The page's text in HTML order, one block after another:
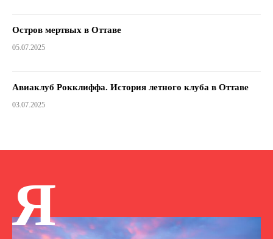
Остров мертвых в Оттаве
05.07.2025
Авиаклуб Рокклиффа. История летного клуба в Оттаве
03.07.2025
Я